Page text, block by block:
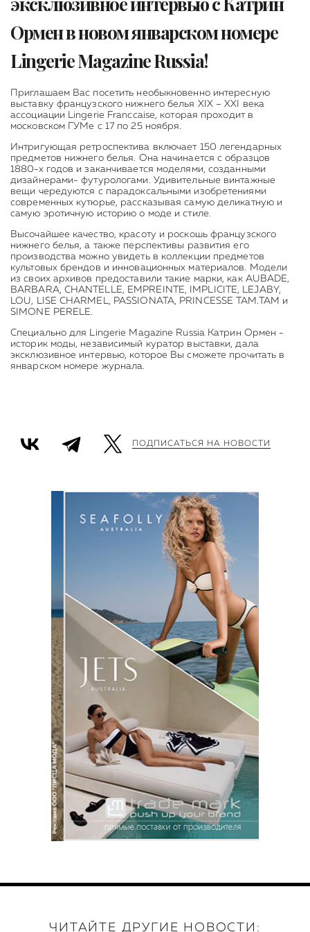
Ормeн в новом январском номере
Lingerie Magazine Russia!
Приглашаем Вас посетить необыкновенно интересную
выставку французского нижнего белья XIX – XXI векa
ассоциации Lingerie Franccaise, которая проходит в
московском ГУМе с 17 по 25 ноября.
Интригующая ретроспектива включает 150 легендарных
предметов нижнего белья. Она начинается с образцов
1880-х годов и заканчивается моделями, созданными
дизайнерами- футурологами. Удивительные винтажные
вещи чередуются с парадоксальными изобретениями
современных кутюрье, рассказывая самую деликатную и
самую эротичную историю о моде и стиле.
Высочайшее качество, красоту и роскошь французского
нижнего белья, а также перспективы развития его
производства можно увидеть в коллекции предметов
культовых брендов и инновационных материалов. Модели
из своих архивов предоставили такие марки, как AUBADE,
BARBARA, CHANTELLE, EMPREINTE, IMPLICITE, LEJABY,
LOU, LISE CHARMEL, PASSIONATA, PRINCESSE TAM.TAM и
SIMONE PERELE.
Специально для Lingerie Magazine Russia Катрин Ормeн -
историк моды, независимый куратор выставки, дала
эксклюзивное интервью, которое Вы сможете прочитать в
январском номере журнала.
ПОДПИСАТЬСЯ НА НОВОСТИ
ЧИТАЙТЕ ДРУГИЕ НОВОСТИ: